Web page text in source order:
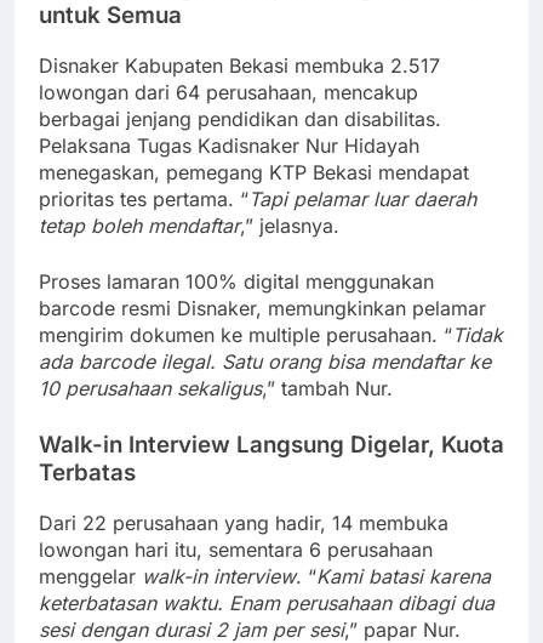
untuk Semua
Disnaker Kabupaten Bekasi membuka 2.517
lowongan dari 64 perusahaan, mencakup
berbagai jenjang pendidikan dan disabilitas.
Pelaksana Tugas Kadisnaker Nur Hidayah
menegaskan, pemegang KTP Bekasi mendapat
prioritas tes pertama. “Tapi pelamar luar daerah
tetap boleh mendaftar,” jelasnya.
Proses lamaran 100% digital menggunakan
barcode resmi Disnaker, memungkinkan pelamar
mengirim dokumen ke multiple perusahaan. “Tidak
ada barcode ilegal. Satu orang bisa mendaftar ke
10 perusahaan sekaligus,” tambah Nur.
Walk-in Interview Langsung Digelar, Kuota
Terbatas
Dari 22 perusahaan yang hadir, 14 membuka
lowongan hari itu, sementara 6 perusahaan
menggelar walk-in interview. “Kami batasi karena
keterbatasan waktu. Enam perusahaan dibagi dua
sesi dengan durasi 2 jam per sesi,” papar Nur.